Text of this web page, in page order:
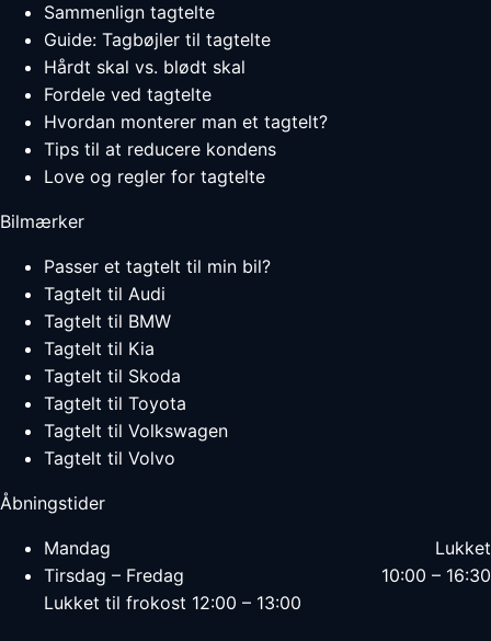
Sammenlign tagtelte
Guide: Tagbøjler til tagtelte
Hårdt skal vs. blødt skal
Fordele ved tagtelte
Hvordan monterer man et tagtelt?
Tips til at reducere kondens
Love og regler for tagtelte
Bilmærker
Passer et tagtelt til min bil?
Tagtelt til Audi
Tagtelt til BMW
Tagtelt til Kia
Tagtelt til Skoda
Tagtelt til Toyota
Tagtelt til Volkswagen
Tagtelt til Volvo
Åbningstider
Mandag
Lukket
Tirsdag – Fredag
10:00 – 16:30
Lukket til frokost 12:00 – 13:00